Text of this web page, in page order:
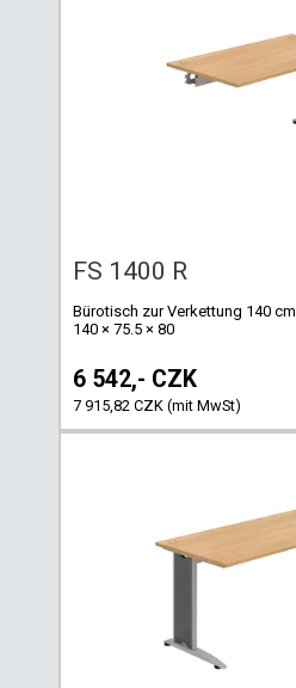
FS 1400 R
Bürotisch zur Verkettung 140 cm
140 × 75.5 × 80
6 542,- CZK
7 915,82 CZK (mit MwSt)